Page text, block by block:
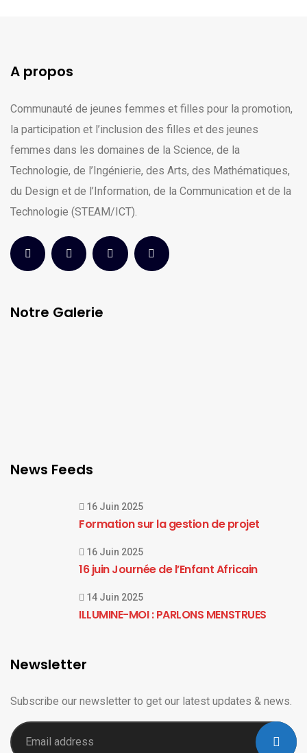
A propos
Communauté de jeunes femmes et filles pour la promotion,
la participation et l’inclusion des filles et des jeunes
femmes dans les domaines de la Science, de la
Technologie, de l’Ingénierie, des Arts, des Mathématiques,
du Design et de l’Information, de la Communication et de la
Technologie (STEAM/ICT).
Notre Galerie
News Feeds
16 Juin 2025
Formation sur la gestion de projet
16 Juin 2025
16 juin Journée de l’Enfant Africain
14 Juin 2025
ILLUMINE-MOI : PARLONS MENSTRUES
Newsletter
Subscribe our newsletter to get our latest updates & news.